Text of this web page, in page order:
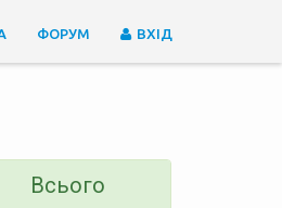
ФОРУМ ВХІД
Всього